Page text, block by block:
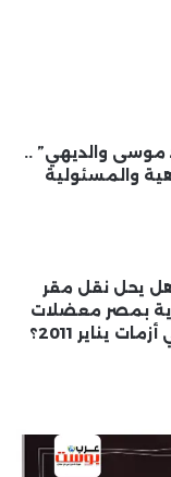
موسى والديهي” ..
والمسئولية
هل يحل نقل مقر
بمصر معضلات
يناير 2011؟